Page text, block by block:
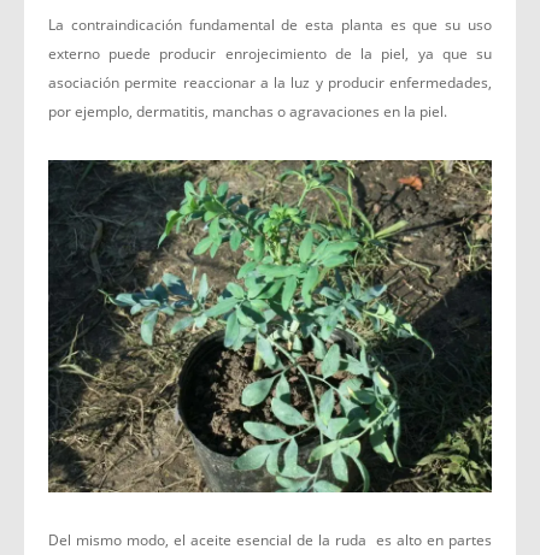
La contraindicación fundamental de esta planta es que su uso
externo puede producir enrojecimiento de la piel, ya que su
asociación permite reaccionar a la luz y producir enfermedades,
por ejemplo, dermatitis, manchas o agravaciones en la piel.
Del mismo modo, el aceite esencial de la ruda es alto en partes